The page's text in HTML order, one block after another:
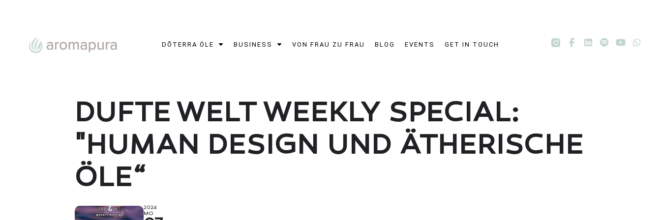
DŌTERRA ÖLE BUSINESS VON FRAU ZU FRAU BLOG EVENTS GET IN TOUCH
DUFTE WELT WEEKLY SPECIAL:
"HUMAN DESIGN UND ÄTHERISCHE
ÖLE“
2024
MO